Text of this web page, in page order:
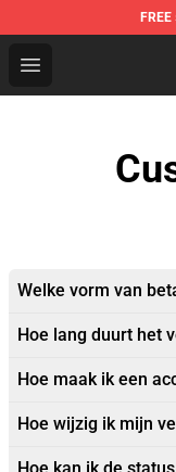
FREE
Open menu
Kimetsu no
Welke vorm van
Hoe lang duurt het
Hoe maak ik een
Hoe wijzig ik mijn